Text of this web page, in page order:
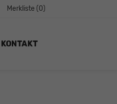
Merkliste (0)
KONTAKT